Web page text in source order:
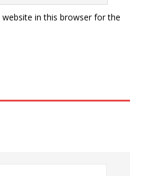
in this browser for the